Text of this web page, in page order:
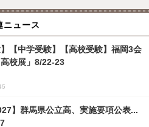
ニュース
】【中学受験】【高校受験】福岡3会
校展」8/22-23
】群馬県公立高、実施要項公表...